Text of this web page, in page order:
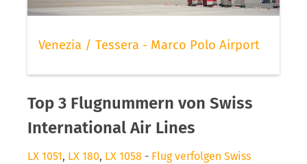
Venezia / Tessera - Marco Polo Airport
Top 3 Flugnummern von Swiss
International Air Lines
LX 1051, LX 180, LX 1058 - Flug verfolgen Swiss